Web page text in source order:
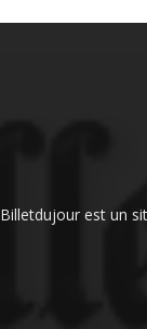
Billetdujour est un